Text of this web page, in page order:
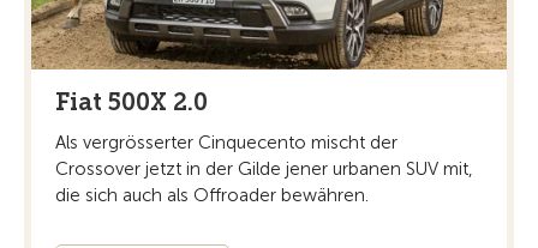
Fiat 500X 2.0
Als vergrösserter Cinquecento mischt der
Crossover jetzt in der Gilde jener urbanen SUV mit,
die sich auch als Offroader bewähren.